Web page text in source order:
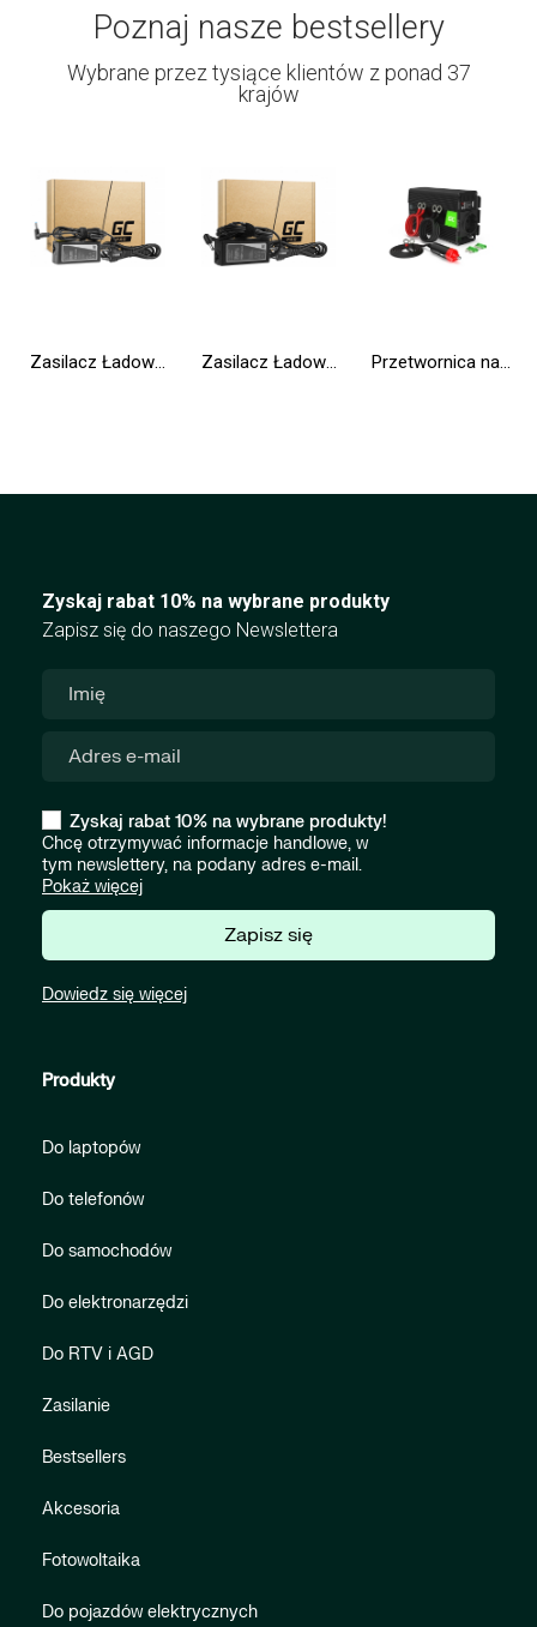
Poznaj nasze bestsellery
Wybrane przez tysiące klientów z ponad 37
krajów
Zasilacz Ładowarka Green Cell PRO 19.5V 3.33A 65W do HP 250 G2 G3 G4 G5 15-R 15-R100NW 15-R101NW 15-R104NW 15-R233NW 15-R253NW Zasilacz Ładowarka Green Cell PRO 19V 3.42A 65W do Asus R510C R510L R556L X550C X550L X550V X551C Toshiba Satellite C650 L750 Przetwornica napięcia Inwerter Green Cell® 24V na 230V 500W/1000W Czysta sinusoida
Zyskaj rabat 10% na wybrane produkty
Zapisz się do naszego Newslettera
Zyskaj rabat 10% na wybrane produkty!
Chcę otrzymywać informacje handlowe, w
tym newslettery, na podany adres e-mail.
Pokaż więcej
Zapisz się
Dowiedz się więcej
Produkty
Do laptopów
Do telefonów
Do samochodów
Do elektronarzędzi
Do RTV i AGD
Zasilanie
Bestsellers
Akcesoria
Fotowoltaika
Do pojazdów elektrycznych